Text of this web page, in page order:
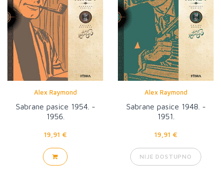
Alex Raymond
Sabrane pasice 1954. -
1956.
19,91 €
Alex Raymond
Sabrane pasice 1948. -
1951.
19,91 €
NIJE DOSTUPNO